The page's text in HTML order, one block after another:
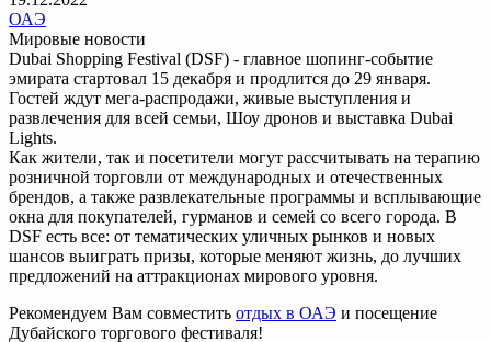
ОАЭ
Мировые новости
Dubai Shopping Festival (DSF) - главное шопинг-событие
эмирата стартовал 15 декабря и продлится до 29 января.
Гостей ждут мега-распродажи, живые выступления и
развлечения для всей семьи, Шоу дронов и выставка Dubai
Lights.
Как жители, так и посетители могут рассчитывать на терапию
розничной торговли от международных и отечественных
брендов, а также развлекательные программы и всплывающие
окна для покупателей, гурманов и семей со всего города. В
DSF есть все: от тематических уличных рынков и новых
шансов выиграть призы, которые меняют жизнь, до лучших
предложений на аттракционах мирового уровня.
Рекомендуем Вам совместить отдых в ОАЭ и посещение
Дубайского торгового фестиваля!